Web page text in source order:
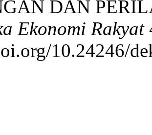
DAN
Ekonomi Rakyat
10.24246/